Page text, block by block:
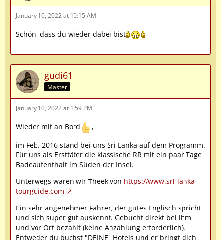
January 10, 2022 at 10:15 AM
Schön, dass du wieder dabei bist
gudi61
Master
January 10, 2022 at 1:59 PM
Wieder mit an Bord
,
im Feb. 2016 stand bei uns Sri Lanka auf dem Programm.
Für uns als Ersttäter die klassische RR mit ein paar Tage
Badeaufenthalt im Süden der Insel.
Unterwegs waren wir Theek von https://www.sri-lanka-
tourguide.com
Ein sehr angenehmer Fahrer, der gutes Englisch spricht
und sich super gut auskennt. Gebucht direkt bei ihm
und vor Ort bezahlt (keine Anzahlung erforderlich).
Entweder du buchst "DEINE" Hotels und er bringt dich